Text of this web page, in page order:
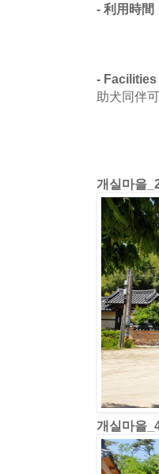
- 利用時間
-
助犬同伴
개실마을
개실마을